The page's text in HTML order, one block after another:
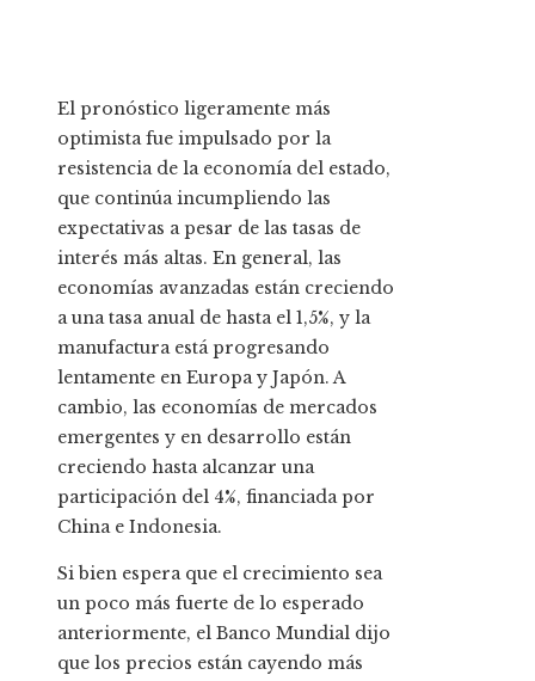
El pronóstico ligeramente más
optimista fue impulsado por la
resistencia de la economía del estado,
que continúa incumpliendo las
expectativas a pesar de las tasas de
interés más altas. En general, las
economías avanzadas están creciendo
a una tasa anual de hasta el 1,5%, y la
manufactura está progresando
lentamente en Europa y Japón. A
cambio, las economías de mercados
emergentes y en desarrollo están
creciendo hasta alcanzar una
participación del 4%, financiada por
China e Indonesia.
Si bien espera que el crecimiento sea
un poco más fuerte de lo esperado
anteriormente, el Banco Mundial dijo
que los precios están cayendo más